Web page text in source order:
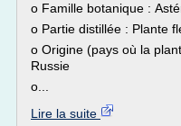
o Famille botanique :
o Partie distillée : Plante
o Origine (pays où la
Russie
o...
Lire la suite